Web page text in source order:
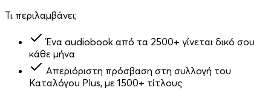
Τι περιλαμβάνει;
Ένα audiobook από τα 2500+ γίνεται δικό σου
κάθε μήνα
Απεριόριστη πρόσβαση στη συλλογή του
Καταλόγου Plus, με 1500+ τίτλους